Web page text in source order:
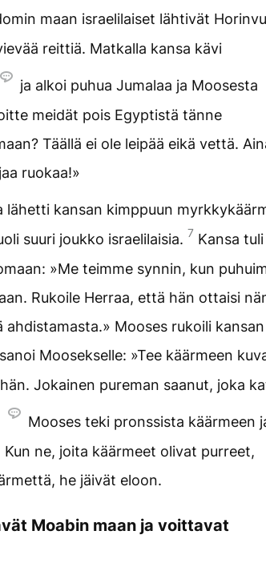
maan israelilaiset lähtivät
reittiä. Matkalla kansa kävi
ja alkoi puhua Jumalaa ja Moosesta
meidät pois Egyptistä tänne
Täällä ei ole leipää eikä vettä.
ruokaa!»
lähetti kansan kimppuun
suuri joukko israelilaisia. 7 Kansa tuli
»Me teimme synnin, kun
Rukoile Herraa, että hän ottaisi
ahdistamasta.» Mooses rukoili kansan
Moosekselle: »Tee käärmeen
Jokainen pureman saanut, joka
Mooses teki pronssista käärmeen
ne, joita käärmeet olivat purreet,
he jäivät eloon.
Moabin maan ja voittavat